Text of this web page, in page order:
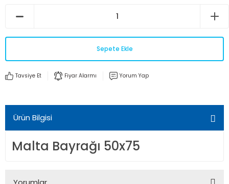
Sepete Ekle
Tavsiye Et Fiyar Alarmı Yorum Yap
Ürün Bilgisi
Malta Bayrağı 50x75